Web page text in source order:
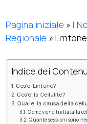
Pagina iniziale » I
Regionale »Emtone
Indice dei
Cos’e’ Emtone?
Cos’e’ la Cellulite?
Qual e’ la causa della
Come viene trattata la
Quante sessioni sono